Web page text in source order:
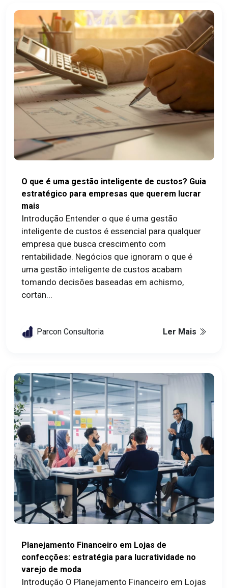
O que é uma gestão inteligente de custos? Guia
estratégico para empresas que querem lucrar
mais
Introdução Entender o que é uma gestão
inteligente de custos é essencial para qualquer
empresa que busca crescimento com
rentabilidade. Negócios que ignoram o que é
uma gestão inteligente de custos acabam
tomando decisões baseadas em achismo,
cortan...
Parcon Consultoria Ler Mais
Planejamento Financeiro em Lojas de
confecções: estratégia para lucratividade no
varejo de moda
Introdução O Planejamento Financeiro em Lojas